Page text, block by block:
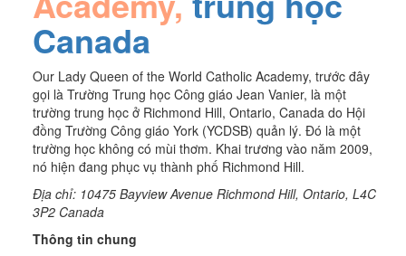
Canada
Our Lady Queen of the World Catholic Academy, trước đây
gọi là Trường Trung học Công giáo Jean Vanier, là một
trường trung học ở Richmond Hill, Ontario, Canada do Hội
đồng Trường Công giáo York (YCDSB) quản lý. Đó là một
trường học không có mùi thơm. Khai trương vào năm 2009,
nó hiện đang phục vụ thành phố Richmond Hill.
Địa chỉ: 10475 Bayview Avenue Richmond Hill, Ontario, L4C
3P2 Canada
Thông tin chung